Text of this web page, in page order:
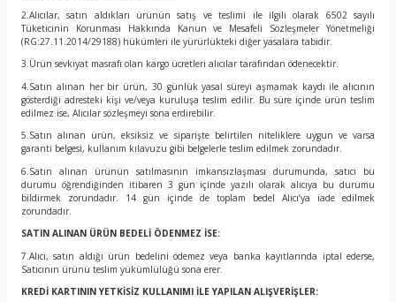
2.Alıcılar, satın aldıkları ürünün satış ve teslimi ile ilgili olarak 6502 sayılı
Tüketicinin Korunması Hakkında Kanun ve Mesafeli Sözleşmeler Yönetmeliği
(RG:27.11.2014/29188) hükümleri ile yürürlükteki diğer yasalara tabidir.
3.Ürün sevkiyat masrafı olan kargo ücretleri alıcılar tarafından ödenecektir.
4.Satın alınan her bir ürün, 30 günlük yasal süreyi aşmamak kaydı ile alıcının
gösterdiği adresteki kişi ve/veya kuruluşa teslim edilir. Bu süre içinde ürün teslim
edilmez ise, Alıcılar sözleşmeyi sona erdirebilir.
5.Satın alınan ürün, eksiksiz ve siparişte belirtilen niteliklere uygun ve varsa
garanti belgesi, kullanım kılavuzu gibi belgelerle teslim edilmek zorundadır.
6.Satın alınan ürünün satılmasının imkansızlaşması durumunda, satıcı bu
durumu öğrendiğinden itibaren 3 gün içinde yazılı olarak alıcıya bu durumu
bildirmek zorundadır. 14 gün içinde de toplam bedel Alıcı’ya iade edilmek
zorundadır.
SATIN ALINAN ÜRÜN BEDELİ ÖDENMEZ İSE:
7.Alıcı, satın aldığı ürün bedelini ödemez veya banka kayıtlarında iptal ederse,
Satıcının ürünü teslim yükümlülüğü sona erer.
KREDİ KARTININ YETKİSİZ KULLANIMI İLE YAPILAN ALIŞVERİŞLER: